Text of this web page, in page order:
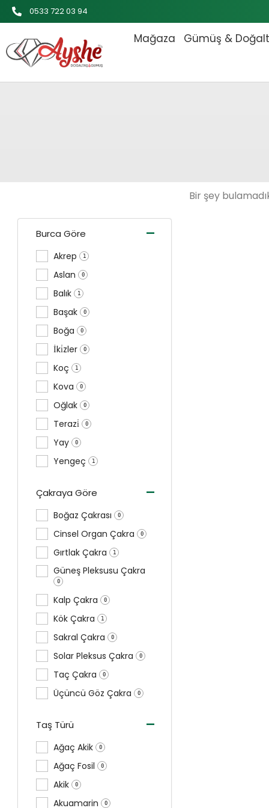
İçeriğe
atla
0533 722 03 94
Mağaza Gümüş &
Burca Göre -
Akrep 1
Aslan 0
Balık 1
Başak 0
Boğa 0
İki̇zler 0
Koç 1
Kova 0
Oğlak 0
Terazi̇ 0
Yay 0
Yengeç 1
Çakraya Göre -
Boğaz Çakrası 0
Cinsel Organ Çakra 0
Gırtlak Çakra 1
Güneş Pleksusu Çakra
0
Kalp Çakra 0
Kök Çakra 1
Sakral Çakra 0
Solar Pleksus Çakra 0
Taç Çakra 0
Üçüncü Göz Çakra 0
Taş Türü -
Ağaç Akik 0
Ağaç Fosil 0
Akik 0
Akuamarin 0
Bir şey